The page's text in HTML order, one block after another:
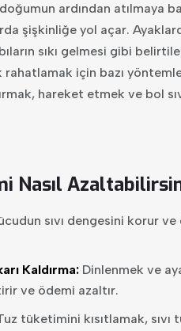
ardından atılmaya
şişkinliğe yol açar.
sıkı gelmesi gibi
rahatlamak için bazı
hareket etmek ve bol
Nasıl
sıvı dengesini korur ve
Kaldırma:Dinlenmek ve
ve ödemi azaltır.
tüketimini kısıtlamak, sıvı